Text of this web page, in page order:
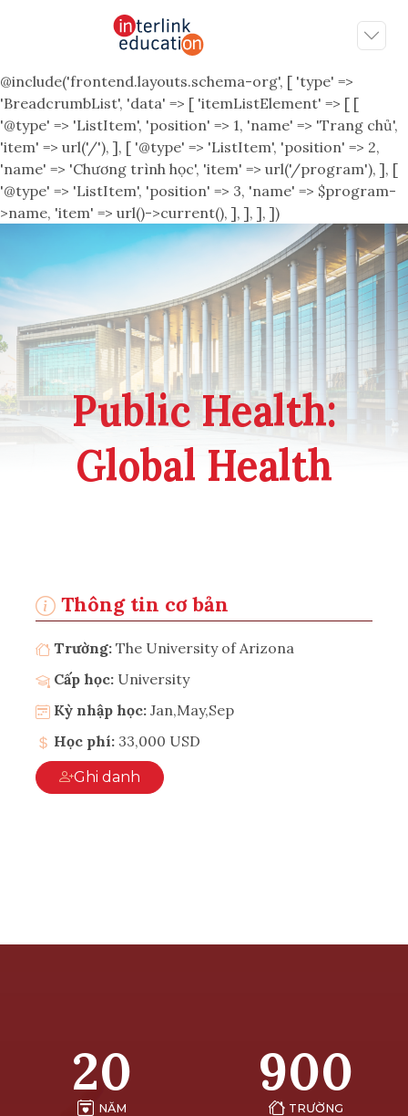
@include('frontend.layouts.schema-org', [ 'type' =>
'BreadcrumbList', 'data' => [ 'itemListElement' => [ [
'@type' => 'ListItem', 'position' => 1, 'name' => 'Trang chủ',
'item' => url('/'), ], [ '@type' => 'ListItem', 'position' => 2,
'name' => 'Chương trình học', 'item' => url('/program'), ], [
'@type' => 'ListItem', 'position' => 3, 'name' => $program-
>name, 'item' => url()->current(), ], ], ], ])
Public Health:
Global Health
Thông tin cơ bản
Trường: The University of Arizona
Cấp học: University
Kỳ nhập học: Jan,May,Sep
Học phí: 33,000 USD
Ghi danh
20
NĂM
900
TRƯỜNG